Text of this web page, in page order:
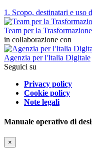
1. Scopo, destinatari e uso
Team per la
in collaborazione con
Agenzia per l'Italia Digitale
Seguici su
Privacy policy
Cookie policy
Note legali
Manuale operativo di
×